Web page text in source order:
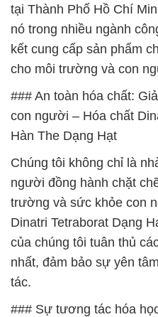
tại Thành Phố Hồ Chí
nó trong nhiều ngành
kết cung cấp sản phẩm
cho môi trường và con
### An toàn hóa chất:
con người – Hóa chất
Hàn The Dạng Hạt
Chúng tôi không chỉ là
người đồng hành chặt
trường và sức khỏe con
Dinatri Tetraborat Dạng
của chúng tôi tuân thủ
nhất, đảm bảo sự yên
tác.
### Sự tương tác hóa